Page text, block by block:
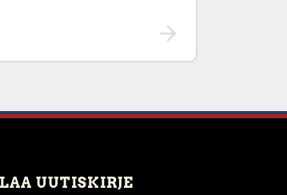
UUTISKIRJE